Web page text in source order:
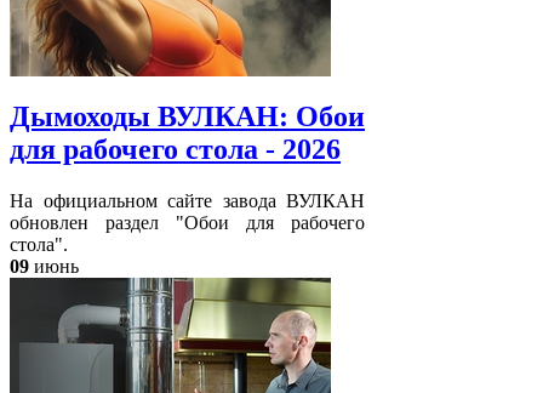
Дымоходы ВУЛКАН: Обои
для рабочего стола - 2026
На официальном сайте завода ВУЛКАН
обновлен раздел "Обои для рабочего
стола".
09 июнь